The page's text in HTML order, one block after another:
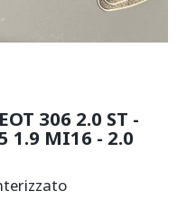
306 2.0 ST -
1.9 MI16 - 2.0